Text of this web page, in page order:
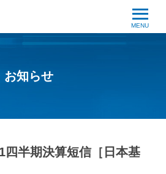
MENU
お知らせ
四半期決算短信［日本基